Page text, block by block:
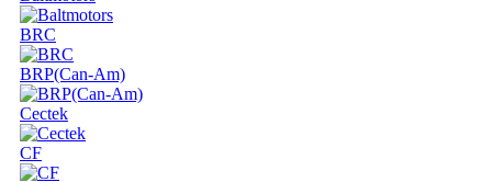
BRC
BRP(Can-Am)
Cectek
CF